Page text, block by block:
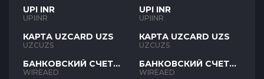
UPI INR
UPIINR
КАРТА UZCARD UZS
UZCUZS
БАНКОВСКИЙ СЧЕТ
AED
WIREAED
UPI INR
UPIINR
КАРТА UZCARD UZS
UZCUZS
БАНКОВСКИЙ СЧЕТ
AED
WIREAED